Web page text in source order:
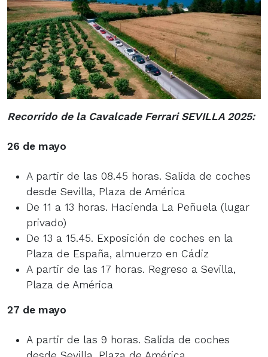
Recorrido de la Cavalcade Ferrari SEVILLA 2025:
26 de mayo
A partir de las 08.45 horas. Salida de coches
desde Sevilla, Plaza de América
De 11 a 13 horas. Hacienda La Peñuela (lugar
privado)
De 13 a 15.45. Exposición de coches en la
Plaza de España, almuerzo en Cádiz
A partir de las 17 horas. Regreso a Sevilla,
Plaza de América
27 de mayo
A partir de las 9 horas. Salida de coches